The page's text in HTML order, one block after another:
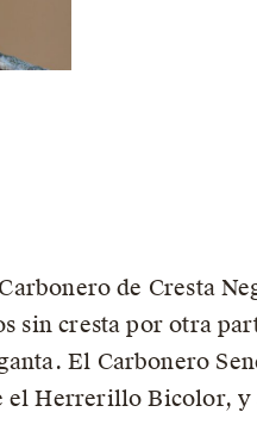
de Cresta
sin cresta por otra
El Carbonero
el Herrerillo Bicolor, y